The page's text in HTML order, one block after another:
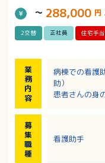
～ 288,000 円
2交替 正社員 住宅手
業
務
内
容
病棟での看護
助）
患者さんの身
・排泄・入浴
募
集
職
種
看護助手